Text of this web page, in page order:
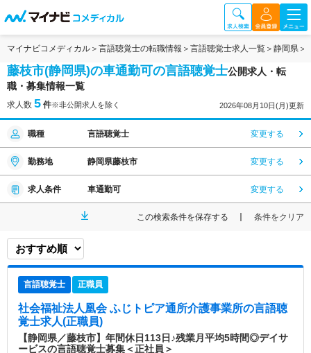
マイナビコメディカル 言語聴覚士の転職情報 言語聴覚士求人一覧 静岡県
藤枝市(静岡県)の車通勤可の言語聴覚士公開求人・転
職・募集情報一覧
求人数 5 件※非公開求人を除く 2026年08月10日(月)更新
職種 言語聴覚士 変更する
勤務地 静岡県藤枝市 変更する
求人条件 車通勤可 変更する
この検索条件を保存する 条件をクリア
言語聴覚士 正職員
社会福祉法人凰会 ふじトピア通所介護事業所の言語聴
覚士求人(正職員)
【静岡県／藤枝市】年間休日113日♪残業月平均5時間◎デイサ
ービスの言語聴覚士募集＜正社員＞